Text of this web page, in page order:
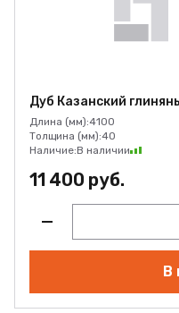
Дуб Казанский
Длина (мм):4100
Толщина (мм):40
Наличие:В наличии
11 400 руб.
В